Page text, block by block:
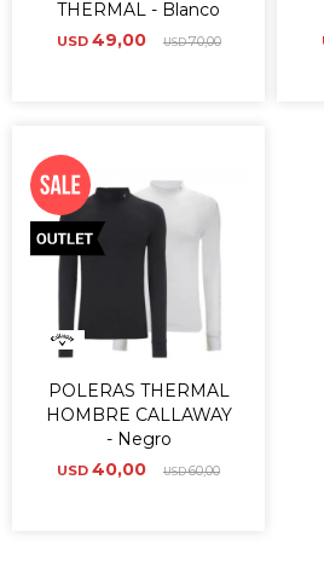
THERMAL - Blanco
USD 49,00 USD70,00
POLERAS THERMAL
HOMBRE CALLAWAY
- Negro
USD 40,00 USD60,00